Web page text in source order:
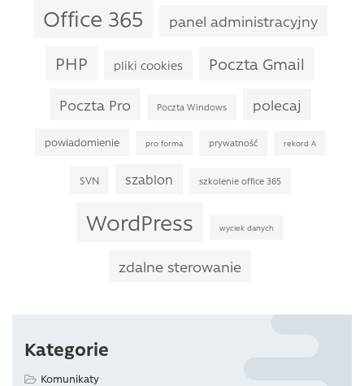
Office 365 panel administracyjny
PHP pliki cookies Poczta Gmail
Poczta Pro Poczta Windows polecaj
powiadomienie pro forma prywatność rekord A
SVN szablon szkolenie office 365
WordPress wyciek danych
zdalne sterowanie
Kategorie
Komunikaty